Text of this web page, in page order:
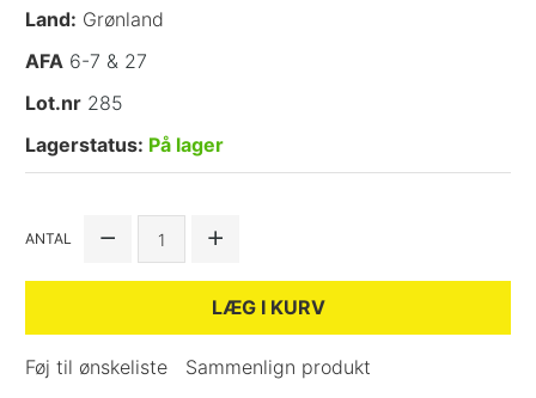
Land: Grønland
AFA 6-7 & 27
Lot.nr 285
Lagerstatus: På lager
ANTAL
LÆG I KURV
Føj til ønskeliste Sammenlign produkt